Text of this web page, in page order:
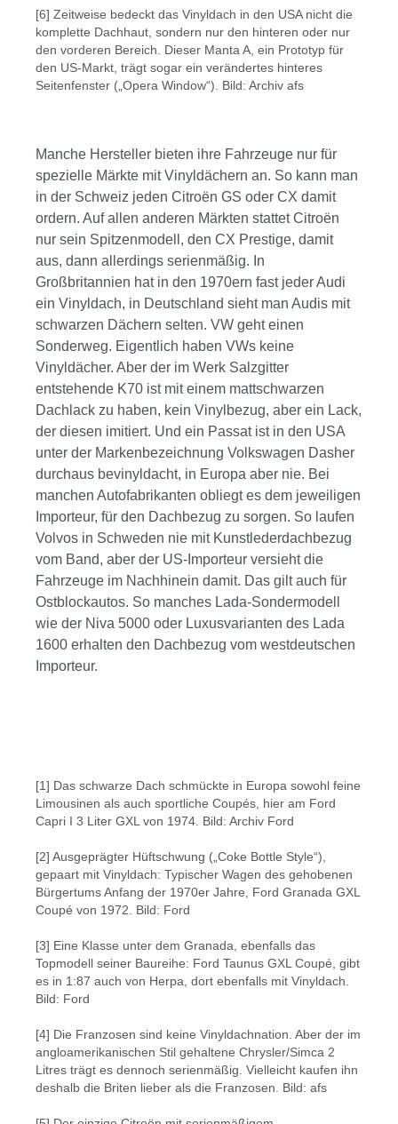
[6] Zeitweise bedeckt das Vinyldach in den USA nicht die
komplette Dachhaut, sondern nur den hinteren oder nur
den vorderen Bereich. Dieser Manta A, ein Prototyp für
den US-Markt, trägt sogar ein verändertes hinteres
Seitenfenster („Opera Window“). Bild: Archiv afs
Manche Hersteller bieten ihre Fahrzeuge nur für
spezielle Märkte mit Vinyldächern an. So kann man
in der Schweiz jeden Citroën GS oder CX damit
ordern. Auf allen anderen Märkten stattet Citroën
nur sein Spitzenmodell, den CX Prestige, damit
aus, dann allerdings serienmäßig. In
Großbritannien hat in den 1970ern fast jeder Audi
ein Vinyldach, in Deutschland sieht man Audis mit
schwarzen Dächern selten. VW geht einen
Sonderweg. Eigentlich haben VWs keine
Vinyldächer. Aber der im Werk Salzgitter
entstehende K70 ist mit einem mattschwarzen
Dachlack zu haben, kein Vinylbezug, aber ein Lack,
der diesen imitiert. Und ein Passat ist in den USA
unter der Markenbezeichnung Volkswagen Dasher
durchaus bevinyldacht, in Europa aber nie. Bei
manchen Autofabrikanten obliegt es dem jeweiligen
Importeur, für den Dachbezug zu sorgen. So laufen
Volvos in Schweden nie mit Kunstlederdachbezug
vom Band, aber der US-Importeur versieht die
Fahrzeuge im Nachhinein damit. Das gilt auch für
Ostblockautos. So manches Lada-Sondermodell
wie der Niva 5000 oder Luxusvarianten des Lada
1600 erhalten den Dachbezug vom westdeutschen
Importeur.
[1] Das schwarze Dach schmückte in Europa sowohl feine
Limousinen als auch sportliche Coupés, hier am Ford
Capri I 3 Liter GXL von 1974. Bild: Archiv Ford
[2] Ausgeprägter Hüftschwung („Coke Bottle Style“),
gepaart mit Vinyldach: Typischer Wagen des gehobenen
Bürgertums Anfang der 1970er Jahre, Ford Granada GXL
Coupé von 1972. Bild: Ford
[3] Eine Klasse unter dem Granada, ebenfalls das
Topmodell seiner Baureihe: Ford Taunus GXL Coupé, gibt
es in 1:87 auch von Herpa, dort ebenfalls mit Vinyldach.
Bild: Ford
[4] Die Franzosen sind keine Vinyldachnation. Aber der im
angloamerikanischen Stil gehaltene Chrysler/Simca 2
Litres trägt es dennoch serienmäßig. Vielleicht kaufen ihn
deshalb die Briten lieber als die Franzosen. Bild: afs